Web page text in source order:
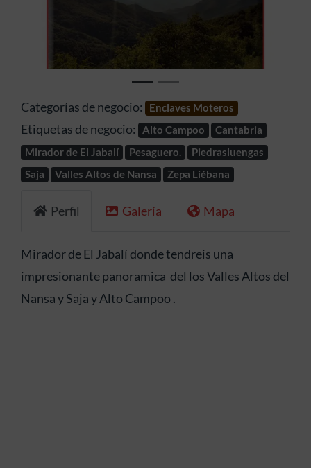
Categorías de negocio: Enclaves Moteros
Etiquetas de negocio: Alto Campoo
Cantabria
Mirador de El Jabalí
Pesaguero.
Piedrasluengas
Saja
Valles Altos de Nansa Zepa Liébana
Perfil Galería Mapa
Mirador de El Jabalí donde tendreis una
impresionante panoramica del los Valles Altos del
Nansa y Saja y Alto Campoo .